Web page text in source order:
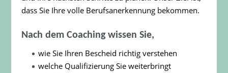
dass Sie Ihre volle Berufsanerkennung bekommen.
Nach dem Coaching wissen Sie,
wie Sie Ihren Bescheid richtig verstehen
welche Qualifizierung Sie weiterbringt